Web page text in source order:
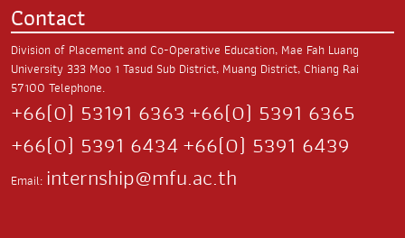
Contact
Division of Placement and Co-Operative Education, Mae Fah Luang
University 333 Moo 1 Tasud Sub District, Muang District, Chiang Rai
57100 Telephone.
+66(0) 53191 6363+66(0) 5391 6365
+66(0) 5391 6434+66(0) 5391 6439
Email: internship@mfu.ac.th